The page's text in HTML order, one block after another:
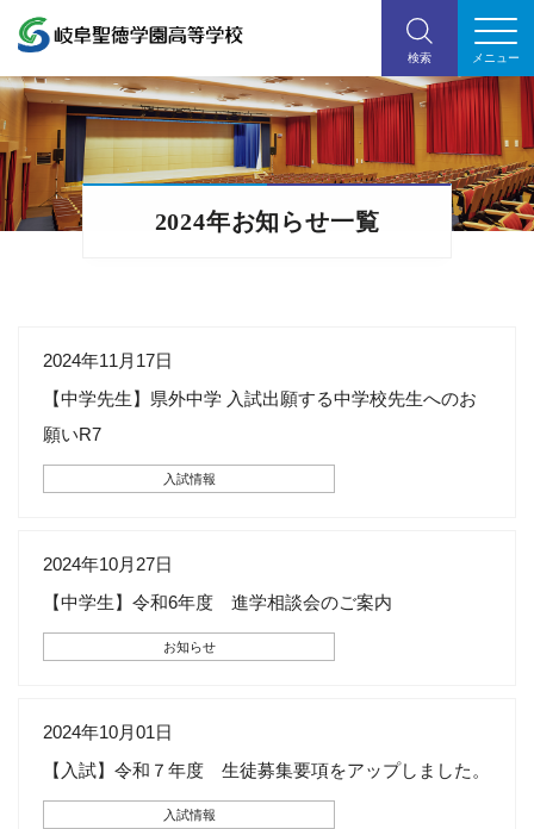
2024年お知らせ一覧
2024年11月17日
【中学先生】県外中学 入試出願する中学校先生へのお
願いR7
入試情報
2024年10月27日
【中学生】令和6年度 進学相談会のご案内
お知らせ
2024年10月01日
【入試】令和７年度 生徒募集要項をアップしました。
入試情報